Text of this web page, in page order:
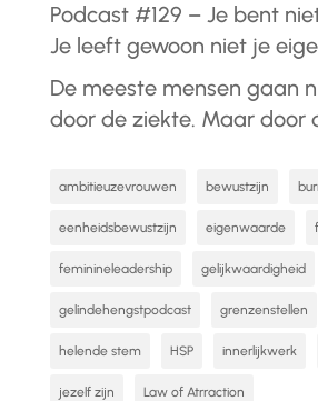
Podcast #129 – Je bent
Je leeft gewoon niet je
De meeste mensen gaan
door de ziekte. Maar door
ambitieuzevrouwen bewustzijn
eenheidsbewustzijn eigenwaarde
feminineleadership gelijkwaardigheid
gelindehengstpodcast grenzenstellen
helende stem HSP innerlijkwerk
jezelf zijn Law of Atrraction